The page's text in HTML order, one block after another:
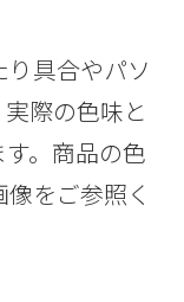
り具合やパソ
際の色味と
。商品の色
をご参照く